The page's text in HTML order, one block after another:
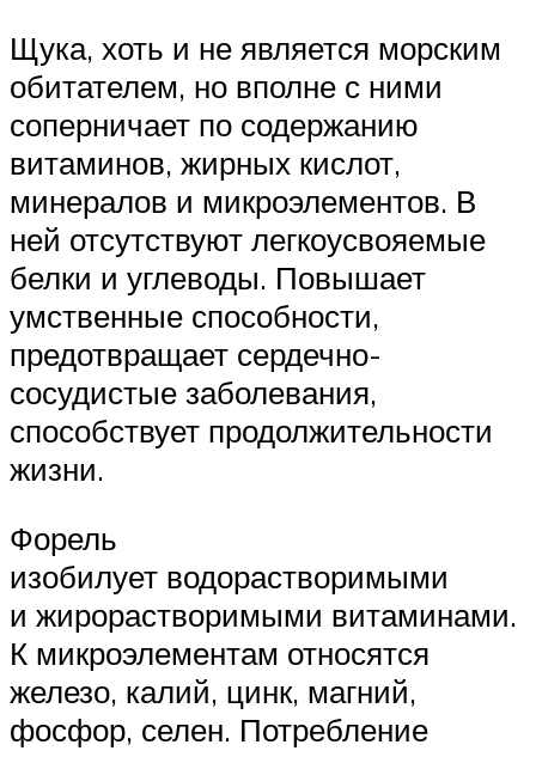
Щука, хоть и не является морским
обитателем, но вполне с ними
соперничает по содержанию
витаминов, жирных кислот,
минералов и микроэлементов. В
ней отсутствуют легкоусвояемые
белки и углеводы. Повышает
умственные способности,
предотвращает сердечно-
сосудистые заболевания,
способствует продолжительности
жизни.
Форель
изобилует водорастворимыми
и жирорастворимыми витаминами.
К микроэлементам относятся
железо, калий, цинк, магний,
фосфор, селен. Потребление